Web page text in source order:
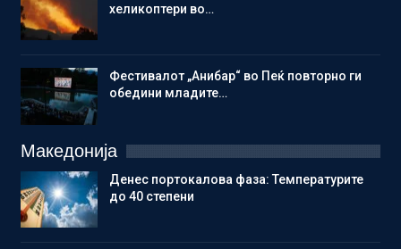
хеликоптери во…
Фестивалот „Анибар“ во Пеќ повторно ги
обедини младите…
Македонија
Денес портокалова фаза: Температурите
до 40 степени